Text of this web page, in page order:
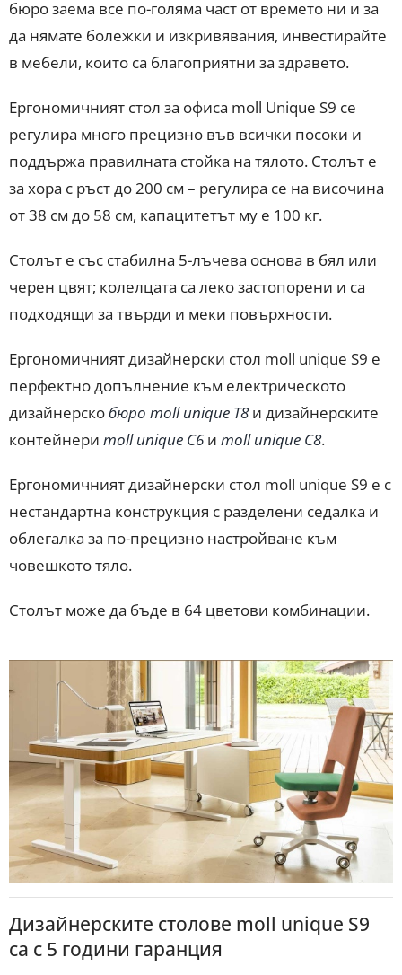
бюро заема все по-голяма част от времето ни и за
да нямате болежки и изкривявания, инвестирайте
в мебели, които са благоприятни за здравето.
Ергономичният стол за офиса moll Unique S9 се
регулира много прецизно във всички посоки и
поддържа правилната стойка на тялото. Столът е
за хора с ръст до 200 см – регулира се на височина
от 38 см до 58 см, капацитетът му е 100 кг.
Столът е със стабилна 5-лъчева основа в бял или
черен цвят; колелцата са леко застопорени и са
подходящи за твърди и меки повърхности.
Ергономичният дизайнерски стол moll unique S9 е
перфектно допълнение към електрическото
дизайнерскобюро moll unique T8и дизайнерските
контейнери moll unique C6и moll unique C8.
Ергономичният дизайнерски стол moll unique S9 е с
нестандартна конструкция с разделени седалка и
облегалка за по-прецизно настройване към
човешкото тяло.
Столът може да бъде в 64 цветови комбинации.
Дизайнерските столове moll unique S9
са с 5 години гаранция